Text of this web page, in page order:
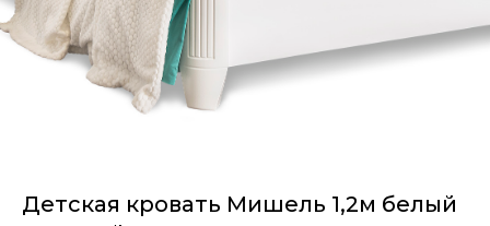
Детская кровать Мишель 1,2м белый